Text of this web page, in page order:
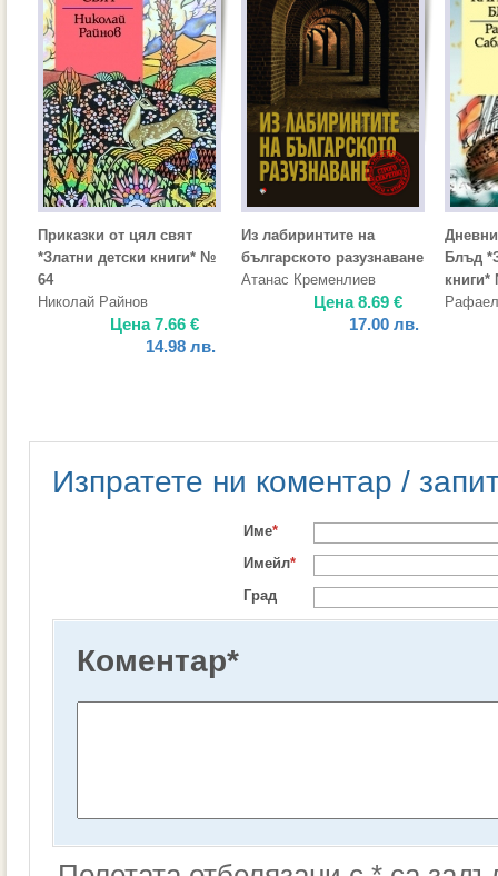
Приказки от цял свят
*Златни детски книги* №
64
Николай Райнов
Цена7.66 €
14.98 лв.
Из лабиринтите на
българското разузнаване
Атанас Кременлиев
Цена8.69 €
17.00 лв.
Блъд
Изпратете ни коментар /
Име*
Имейл*
Град
Коментар*